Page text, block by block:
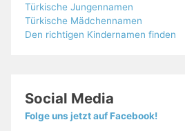
Türkische Jungennamen
Türkische Mädchennamen
Den richtigen Kindernamen finden
Social Media
Folge uns jetzt auf Facebook!